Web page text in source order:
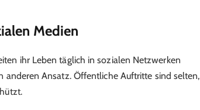
Medien
ihr Leben täglich in sozialen Netzwerken
anderen Ansatz. Öffentliche Auftritte sind selten,